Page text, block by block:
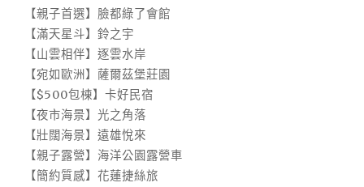
【親子首選】臉都綠了會館
【滿天星斗】鈴之宇
【山雲相伴】逐雲水岸
【宛如歐洲】薩爾茲堡莊園
【$500包棟】卡好民宿
【夜市海景】光之角落
【壯闊海景】遠雄悅來
【親子露營】海洋公園露營車
【簡約質感】花蓮捷絲旅